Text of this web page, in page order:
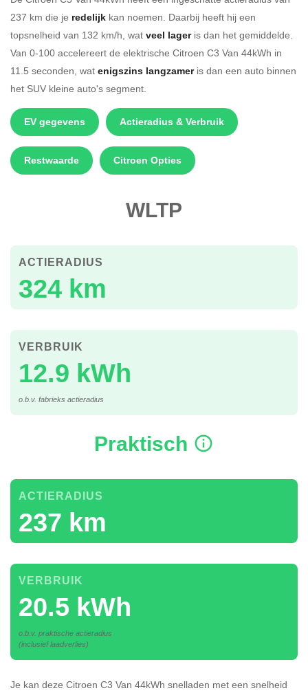
237 km die je redelijk kan noemen. Daarbij heeft hij een
topsnelheid van 132 km/h, wat veel lageris dan het gemiddelde.
Van 0-100 accelereert de elektrische Citroen C3 Van 44kWh in
11.5 seconden, wat enigszins langzameris dan een auto binnen
het SUV kleine auto's segment.
EV gegevens Actieradius & Verbruik
Restwaarde Citroen Opties
WLTP
324 km
ACTIERADIUS
12.9 kWh
VERBRUIK
o.b.v. fabrieks actieradius
Praktisch
237 km
ACTIERADIUS
20.5 kWh
VERBRUIK
o.b.v. praktische actieradius
(inclusief laadverlies)
Je kan deze Citroen C3 Van 44kWh snelladen met een snelheid